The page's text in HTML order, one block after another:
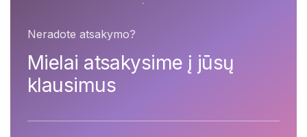
Neradote atsakymo?
Mielai atsakysime į jūsų
klausimus